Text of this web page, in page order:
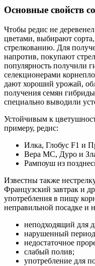
Основные свойств
Чтобы редис не
цветами, выбирают
стрелкованию. Для
напротив, покупают
популярность получили
селекционерами
дают хороший урожай,
получения семян
специально выводили
Устойчивым к
примеру, редис:
Илка, Глобус F1 и
Вера МС, Дуро и
Рампоуш из
Известны также
Французский завтрак и
употребления в пищу
неправильной посадке и
неподходящий для
нарушенный
недостаточное
слабый полив;
употребление для